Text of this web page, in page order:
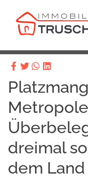
dreimal
dem Land